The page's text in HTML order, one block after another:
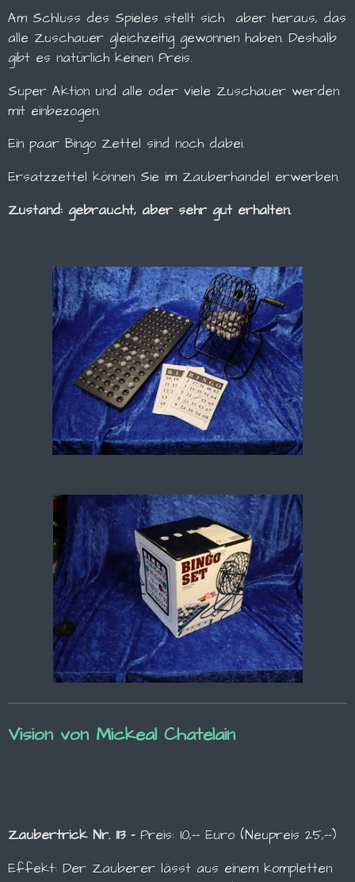
Am Schluss des Spieles stellt sich aber heraus, das
alle Zuschauer gleichzeitig gewonnen haben. Deshalb
gibt es natürlich keinen Preis.
Super Aktion und alle oder viele Zuschauer werden
mit einbezogen.
Ein paar Bingo Zettel sind noch dabei.
Ersatzzettel können Sie im Zauberhandel erwerben.
Zustand: gebraucht, aber sehr gut erhalten.
Vision von Mickeal Chatelain
Zaubertrick Nr. 113 - Preis: 10,-- Euro (Neupreis 25,--)
Effekt: Der Zauberer lässt aus einem kompletten